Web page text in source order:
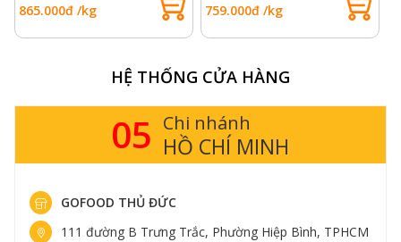
865.000đ /kg 759.000đ /kg
HỆ THỐNG CỬA HÀNG
05 Chi nhánh
HỒ CHÍ MINH
GOFOOD THỦ ĐỨC
111 đường B Trưng Trắc, Phường Hiệp Bình, TPHCM